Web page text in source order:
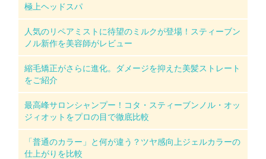
極上ヘッドスパ
人気のリペアミストに待望のミルクが登場！スティーブン
ノル新作を美容師がレビュー
縮毛矯正がさらに進化。ダメージを抑えた美髪ストレート
をご紹介
最高峰サロンシャンプー！コタ・スティーブンノル・オッ
ジィオットをプロの目で徹底比較
「普通のカラー」と何が違う？ツヤ感向上ジェルカラーの
仕上がりを比較